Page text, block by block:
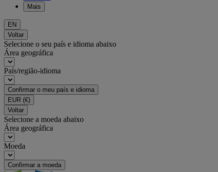
Mais
EN
Voltar
Selecione o seu país e idioma abaixo
Área geográfica
País/região-idioma
Confirmar o meu país e idioma
EUR (€)
Voltar
Selecione a moeda abaixo
Área geográfica
Moeda
Confirmar a moeda